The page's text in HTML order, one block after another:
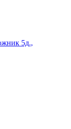
5д.,